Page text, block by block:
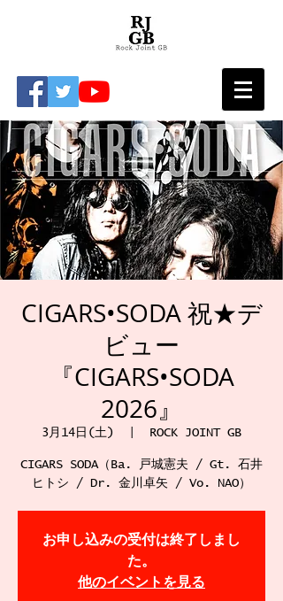
CIGARS•SODA 祝★デ
ビュー
『CIGARS•SODA
2026』
3月14日(土) ROCK JOINT GB
CIGARS SODA（Ba. 戸城憲夫 / Gt. 石井
ヒトシ / Dr. 金川卓矢 / Vo. NAO）
お申し込みの受付は終了しまし
た。
他のイベントを見る